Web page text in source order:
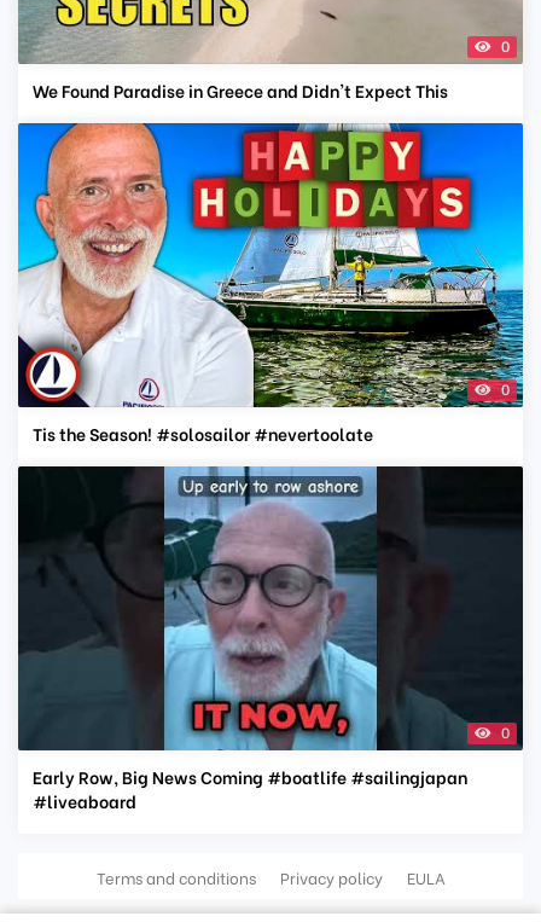
0
We Found Paradise in Greece and Didn't Expect This
0
Tis the Season! #solosailor #nevertoolate
0
Early Row, Big News Coming #boatlife #sailingjapan
#liveaboard
Terms and conditions Privacy policy EULA